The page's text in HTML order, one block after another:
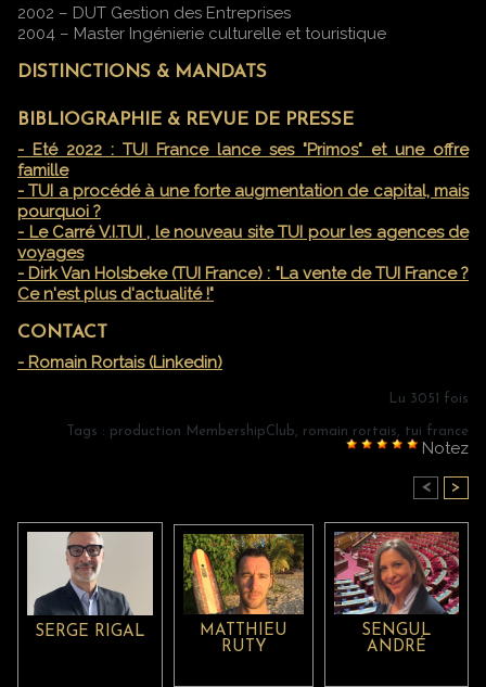
2002 – DUT Gestion des Entreprises
2004 – Master Ingénierie culturelle et touristique
DISTINCTIONS & MANDATS
BIBLIOGRAPHIE & REVUE DE PRESSE
- Eté 2022 : TUI France lance ses "Primos" et une offre
famille
- TUI a procédé à une forte augmentation de capital, mais
pourquoi ?
- Le Carré V.I.TUI , le nouveau site TUI pour les agences de
voyages
- Dirk Van Holsbeke (TUI France) : "La vente de TUI France ?
Ce n'est plus d'actualité !"
CONTACT
- Romain Rortais (Linkedin)
Lu 3051 fois
Tags : production MembershipClub, romain rortais, tui france
Notez
< >
SERGE RIGAL
MATTHIEU
RUTY
SENGUL
ANDRÉ